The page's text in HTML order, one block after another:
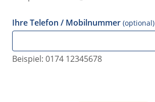
Ihre Telefon / Mobilnummer (optional)
Beispiel: 0174 12345678